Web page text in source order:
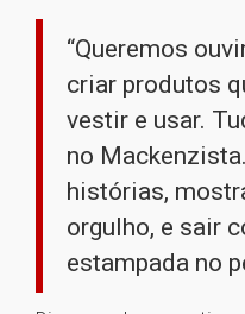
“Queremos
criar produtos
vestir e usar.
no
histórias,
orgulho, e sair
estampada no